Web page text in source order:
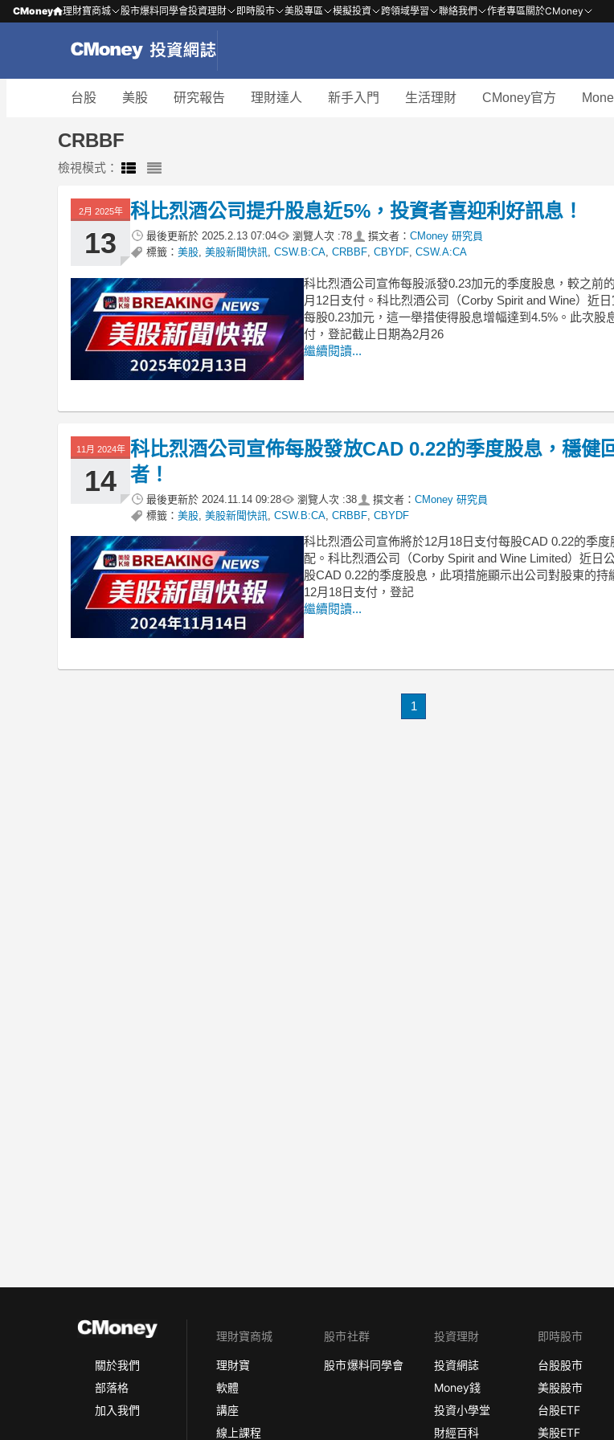
CMoney 理財寶商城 股市爆料同學會投資理財 即時股市 美股專區 模擬投資 跨領域學習 聯絡我們 作者專區關於CMoney
台股 美股 研究報告 理財達人 新手入門 生活理財 CMoney官方
CRBBF
檢視模式：
2月 2025年
13
科比烈酒公司提升股息近5%，投資者喜迎利好訊息！
最後更新於 2025.2.13 07:04 瀏覽人次 :78 撰文者： CMoney 研究員
標籤： 美股 美股新聞快訊 CSW.B:CA CRBBF CBYDF CSW.A:CA
科比烈酒公司宣佈每股派發0.23加元的季度股息，較之前
月12日支付。科比烈酒公司（Corby Spirit and Wine）近
每股0.23加元，這一舉措使得股息增幅達到4.5%。此次股
付，登記截止日期為2月26
繼續閱讀...
11月 2024年
14
科比烈酒公司宣佈每股發放CAD 0.22的季度股息，穩健
者！
最後更新於 2024.11.14 09:28 瀏覽人次 :38 撰文者： CMoney 研究員
標籤： 美股 美股新聞快訊 CSW.B:CA CRBBF CBYDF
科比烈酒公司宣佈將於12月18日支付每股CAD 0.22的季
配。科比烈酒公司（Corby Spirit and Wine Limited）近日
股CAD 0.22的季度股息，此項措施顯示出公司對股東的持
12月18日支付，登記
繼續閱讀...
1
關於我們
部落格
加入我們
理財寶商城
理財寶
軟體
講座
線上課程
股市社群
股市爆料同學會
投資理財
投資網誌
Money錢
投資小學堂
財經百科
即時股市
台股股市
美股股市
台股ETF
美股ETF